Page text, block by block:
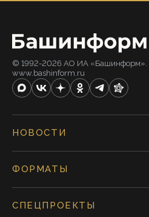
© 1992-2026 АО ИА «Башинформ».
www.bashinform.ru
НОВОСТИ
ФОРМАТЫ
СПЕЦПРОЕКТЫ